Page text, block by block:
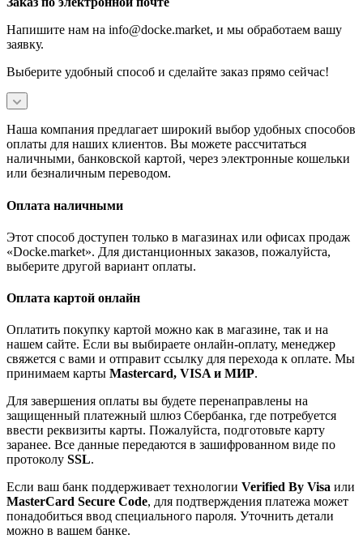
Напишите нам на info@docke.market, и мы обработаем вашу
заявку.
Выберите удобный способ и сделайте заказ прямо сейчас!
Наша компания предлагает широкий выбор удобных способов
оплаты для наших клиентов. Вы можете рассчитаться
наличными, банковской картой, через электронные кошельки
или безналичным переводом.
Оплата наличными
Этот способ доступен только в магазинах или офисах продаж
«Docke.market». Для дистанционных заказов, пожалуйста,
выберите другой вариант оплаты.
Оплата картой онлайн
Оплатить покупку картой можно как в магазине, так и на
нашем сайте. Если вы выбираете онлайн-оплату, менеджер
свяжется с вами и отправит ссылку для перехода к оплате. Мы
принимаем карты Mastercard, VISA и МИР.
Для завершения оплаты вы будете перенаправлены на
защищенный платежный шлюз Сбербанка, где потребуется
ввести реквизиты карты. Пожалуйста, подготовьте карту
заранее. Все данные передаются в зашифрованном виде по
протоколу SSL.
Если ваш банк поддерживает технологии Verified By Visa или
MasterCard Secure Code, для подтверждения платежа может
понадобиться ввод специального пароля. Уточнить детали
можно в вашем банке.